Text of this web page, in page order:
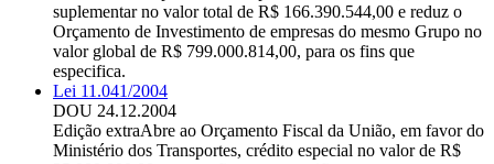
suplementar no valor total de R$ 166.390.544,00 e reduz o
Orçamento de Investimento de empresas do mesmo Grupo no
valor global de R$ 799.000.814,00, para os fins que
especifica.
Lei 11.041/2004
DOU 24.12.2004
Edição extraAbre ao Orçamento Fiscal da União, em favor do
Ministério dos Transportes, crédito especial no valor de R$